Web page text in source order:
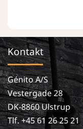
Kontakt
Génito A/S
Vestergade 28
DK-8860 Ulstrup
Tlf. +45 61 26 25 21